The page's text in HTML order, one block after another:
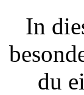
In
du